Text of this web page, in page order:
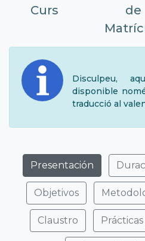
Curs
de
Disculpeu,
disponible
traducció al
Presentación
Objetivos
Claustro